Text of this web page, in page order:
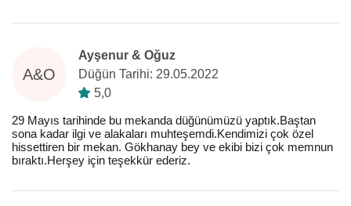
A&O
Ayşenur & Oğuz
Düğün Tarihi: 29.05.2022
5,0
29 Mayıs tarihinde bu mekanda düğünümüzü yaptık.Baştan
sona kadar ilgi ve alakaları muhteşemdi.Kendimizi çok özel
hissettiren bir mekan. Gökhanay bey ve ekibi bizi çok memnun
bıraktı.Herşey için teşekkür ederiz.